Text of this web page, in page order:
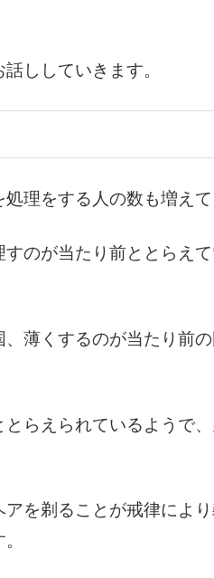
ししていきます。
理をする人の数も増えて
のが当たり前ととらえ
薄くするのが当たり前
らえられているようで
を剃ることが戒律によ